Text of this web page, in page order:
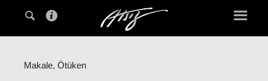
Makale, Ötüken